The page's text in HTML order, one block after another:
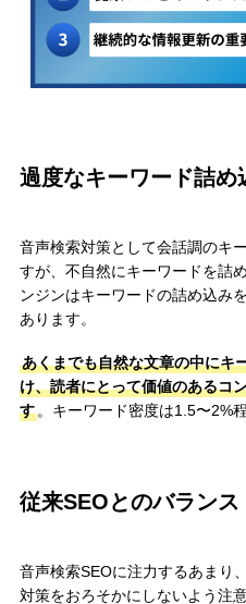
過度なキーワード詰め
音声検索対策として会話調のキ
すが、不自然にキーワードを詰
ンジンはキーワードの詰め込み
あります。
あくまでも自然な文章の中にキ
け、読者にとって価値のあるコ
す。キーワード密度は1.5〜2%
従来SEOとのバランス
音声検索SEOに注力するあまり
対策をおろそかにしないよう注